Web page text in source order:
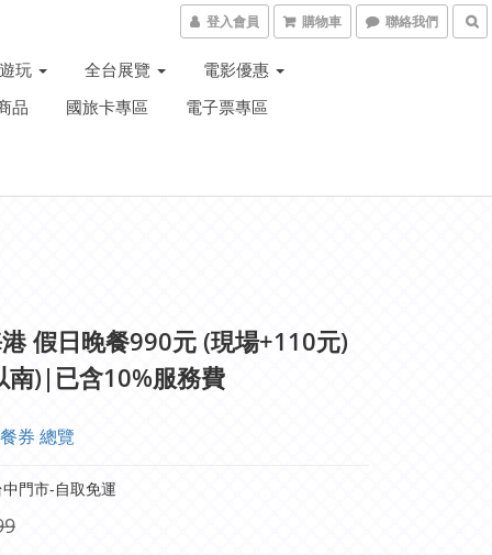
登入會員 購物車 聯絡我們
玩 全台展覽
電影優惠
品
國旅卡專區 電子票專區
假日晚餐990元 (現場+110元)
南)|已含10%服務費
券 總覽
門市-自取免運